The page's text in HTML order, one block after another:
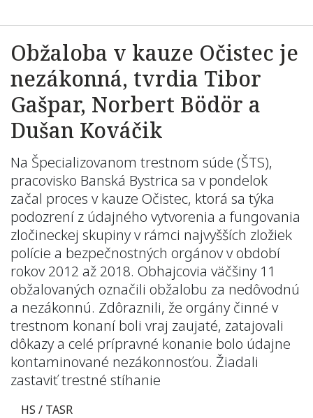
Obžaloba v kauze Očistec je
nezákonná, tvrdia Tibor
Gašpar, Norbert Bödör a
Dušan Kováčik
Na Špecializovanom trestnom súde (ŠTS),
pracovisko Banská Bystrica sa v pondelok
začal proces v kauze Očistec, ktorá sa týka
podozrení z údajného vytvorenia a fungovania
zločineckej skupiny v rámci najvyšších zložiek
polície a bezpečnostných orgánov v období
rokov 2012 až 2018. Obhajcovia väčšiny 11
obžalovaných označili obžalobu za nedôvodnú
a nezákonnú. Zdôraznili, že orgány činné v
trestnom konaní boli vraj zaujaté, zatajovali
dôkazy a celé prípravné konanie bolo údajne
kontaminované nezákonnosťou. Žiadali
zastaviť trestné stíhanie
HS / TASR